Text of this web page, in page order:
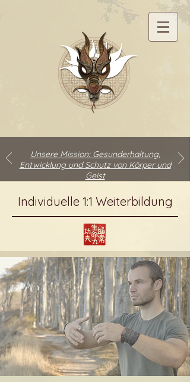
Unsere Mission: Gesunderhaltung,
Entwicklung und Schutz von Körper und
Geist
Individuelle 1:1 Weiterbildung